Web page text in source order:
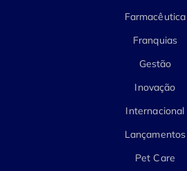
Farmacêutica
Franquias
Gestão
Inovação
Internacional
Lançamentos
Pet Care